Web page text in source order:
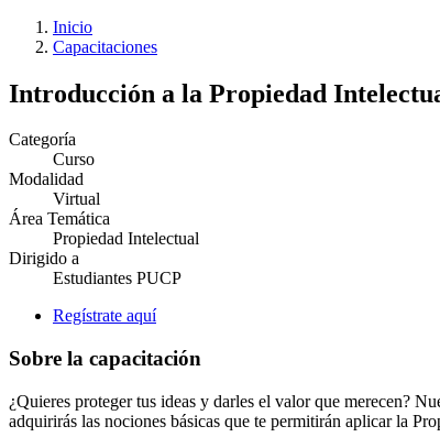
Inicio
Capacitaciones
Introducción a la Propiedad
Categoría
Curso
Modalidad
Virtual
Área Temática
Propiedad Intelectual
Dirigido a
Estudiantes PUCP
Regístrate aquí
Sobre la capacitación
¿Quieres proteger tus ideas y darles el valor que merecen?
adquirirás las nociones básicas que te permitirán aplicar la